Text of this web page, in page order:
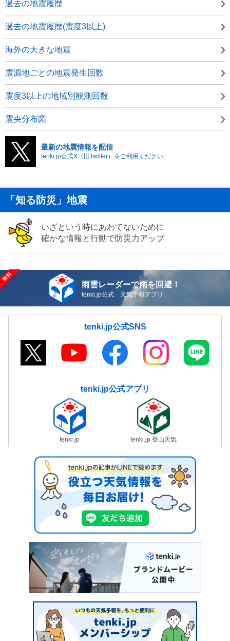
過去の地震履歴
過去の地震履歴(震度3以上)
海外の大きな地震
震源地ごとの地震発生回数
震度3以上の地域別観測回数
震央分布図
最新の地震情報を配信
tenki.jp公式X（旧Twitter）をご利用ください。
「知る防災」地震
いざという時にあわてないために
確かな情報と行動で防災力アップ
雨雲レーダーで雨を回避！
tenki.jp公式 天気予報アプリ
tenki.jp公式SNS
tenki.jp公式アプリ
tenki.jp tenki.jp 登山天気